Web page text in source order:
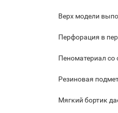
Верх модели
Перфорация в
Пеноматериал со
Резиновая
Мягкий бортик